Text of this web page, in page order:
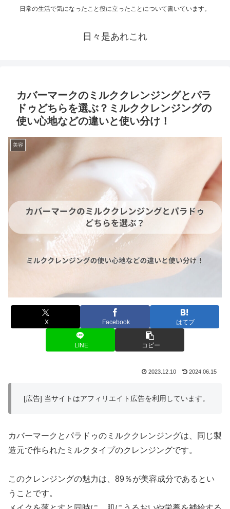
日常の生活で気になったこと役に立ったことについて書いています。
日々是あれこれ
カバーマークのミルククレンジングとパラ
ドゥどちらを選ぶ？ミルククレンジングの
使い心地などの違いと使い分け！
美容
X Facebook はてブ
LINE コピー
2023.12.10 2024.06.15
[広告] 当サイトはアフィリエイト広告を利用しています。
カバーマークとパラドゥのミルククレンジングは、同じ製
造元で作られたミルクタイプのクレンジングです。
このクレンジングの魅力は、89％が美容成分であるとい
うことです。